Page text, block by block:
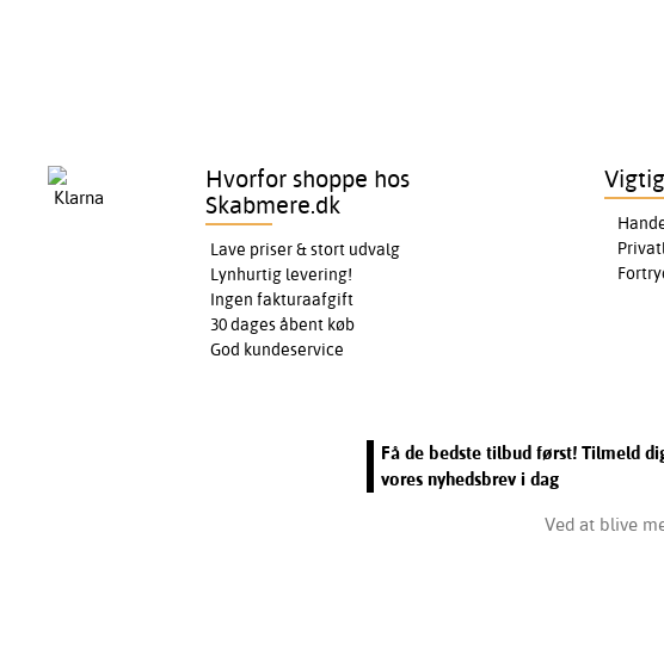
Hvorfor shoppe hos
Skabmere.dk
Lave priser & stort udvalg
Lynhurtig levering!
Ingen fakturaafgift
30 dages åbent køb
God kundeservice
Få de bedste tilbud først! Tilmeld
vores nyhedsbrev i dag
Ved at blive